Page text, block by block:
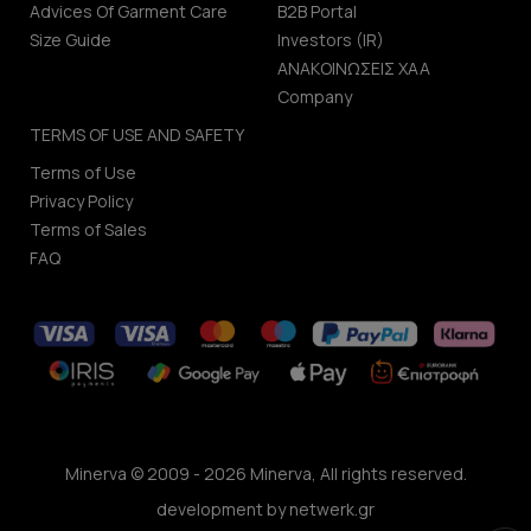
Advices Of Garment Care
Size Guide
B2B Portal
Investors (IR)
ΑΝΑΚΟΙΝΩΣΕΙΣ ΧΑΑ
Company
TERMS OF USE AND SAFETY
Terms of Use
Privacy Policy
Terms of Sales
FAQ
Minerva © 2009 - 2026 Minerva, All rights reserved.
development bynetwerk.gr